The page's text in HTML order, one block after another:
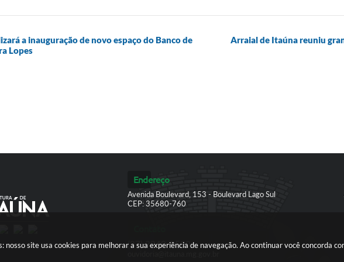
nosso site usa cookies para melhorar a sua experiência de navegação. Ao continuar você concorda
a inauguração de novo espaço do Banco de
Lopes
Arraial de Itaúna reuniu
Endereço
Avenida Boulevard, 153 - Boulevard Lago Sul
CEP: 35680-760
(37) 3249-9500